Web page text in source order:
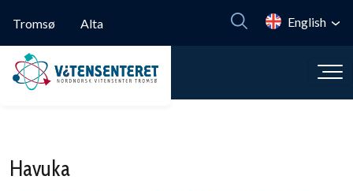
Tromsø
Alta English
Havuka